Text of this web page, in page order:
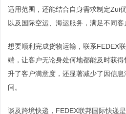
适用范围，还能结合自身需求制定Zui
以及国际空运、海运服务，满足不同客
想要顺利完成货物运输，联系FEDEX
端，让客户无论身处何地都能及时获
升了客户满意度，还显著减少了因信
间。
谈及跨境快递，FEDEX联邦国际快递